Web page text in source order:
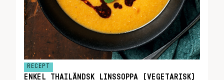
RECEPT
ENKEL THAILÄNDSK LINSSOPPA (VEGETARISK)